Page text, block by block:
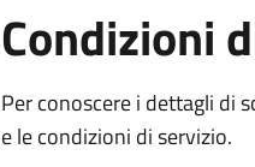
Condizioni
Per conoscere i dettagli di
e le condizioni di servizio.